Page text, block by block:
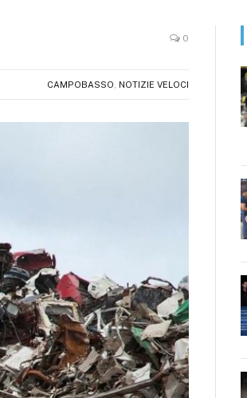
0
CAMPOBASSO NOTIZIE VELOCI